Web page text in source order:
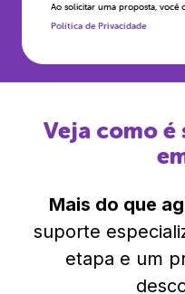
Ao solicitar uma proposta, você
Política de Privacidade
Veja como é
Mais do que
suporte
etapa e um